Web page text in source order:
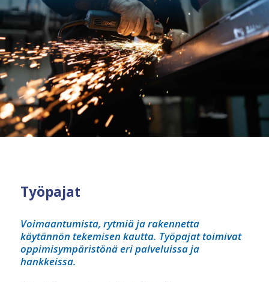
Työpajat
Voimaantumista, rytmiä ja rakennetta
käytännön tekemisen kautta. Työpajat toimivat
oppimisympäristönä eri palveluissa ja
hankkeissa.